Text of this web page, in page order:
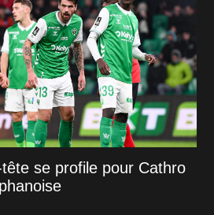
se profile pour Cathro